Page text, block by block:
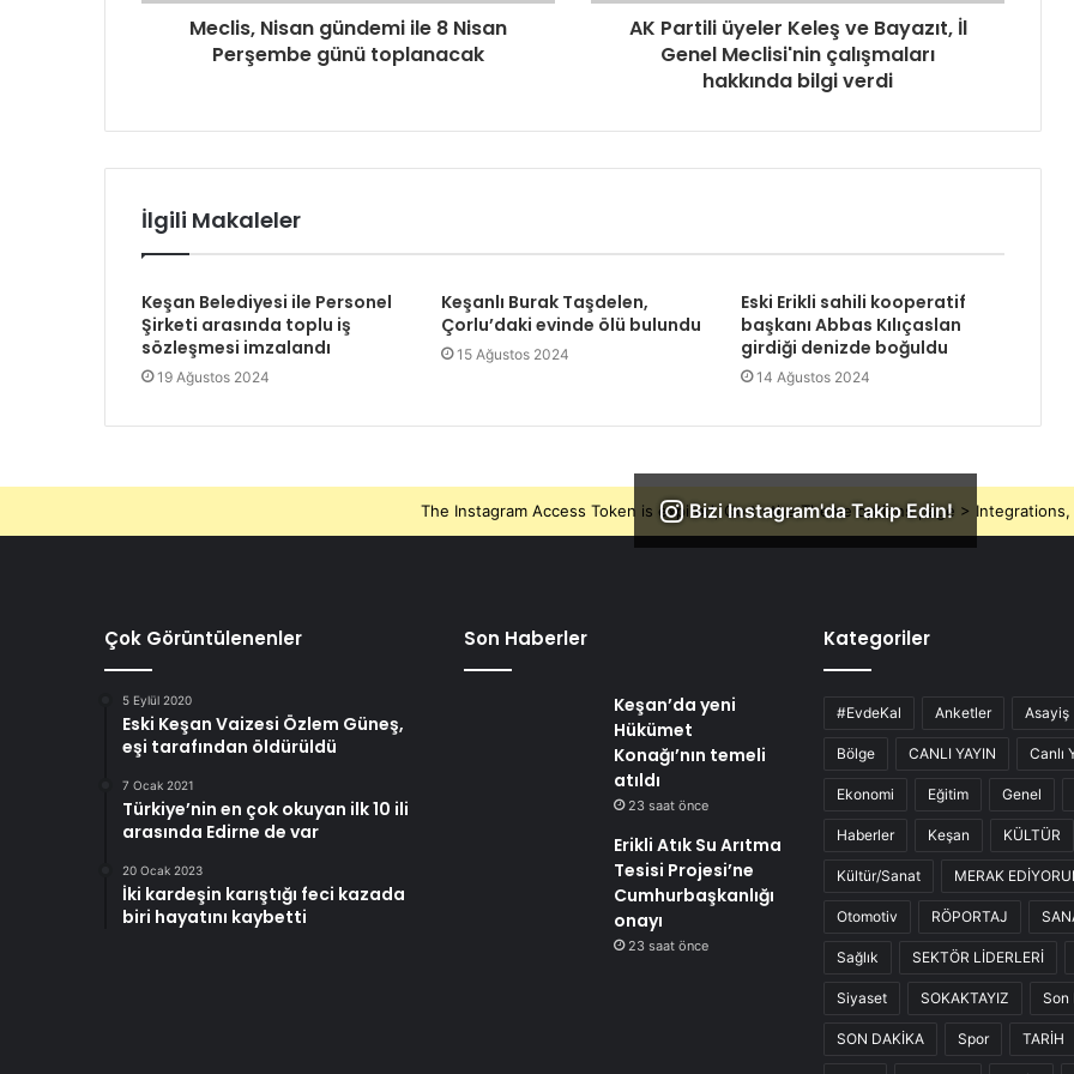
Meclis, Nisan gündemi ile 8 Nisan
Perşembe günü toplanacak
AK Partili üyeler Keleş ve Bayazıt, İl
Genel Meclisi'nin çalışmaları
hakkında bilgi verdi
İlgili Makaleler
Keşan Belediyesi ile Personel
Şirketi arasında toplu iş
sözleşmesi imzalandı
19 Ağustos 2024
Keşanlı Burak Taşdelen,
Çorlu’daki evinde ölü bulundu
15 Ağustos 2024
Eski Erikli sahili kooperatif
başkanı Abbas Kılıçaslan
girdiği denizde boğuldu
14 Ağustos 2024
Bizi Instagram'da Takip Edin!
The Instagram Access Token is expired, Go to the Theme options page >
Çok Görüntülenenler
5 Eylül 2020
Eski Keşan Vaizesi Özlem Güneş,
eşi tarafından öldürüldü
7 Ocak 2021
Türkiye’nin en çok okuyan ilk 10 ili
arasında Edirne de var
20 Ocak 2023
İki kardeşin karıştığı feci kazada
biri hayatını kaybetti
Son Haberler
Keşan’da yeni
Hükümet
Konağı’nın temeli
atıldı
23 saat önce
Erikli Atık Su Arıtma
Tesisi Projesi’ne
Cumhurbaşkanlığı
onayı
23 saat önce
Kategoriler
#EvdeKal Anketler Asayiş
Bölge CANLI YAYIN Canlı
Ekonomi Eğitim Genel
Haberler Keşan KÜLTÜR
Kültür/Sanat MERAK
Otomotiv RÖPORTAJ
Sağlık SEKTÖR LİDERLERİ
Siyaset SOKAKTAYIZ Son
SON DAKİKA Spor TARİH